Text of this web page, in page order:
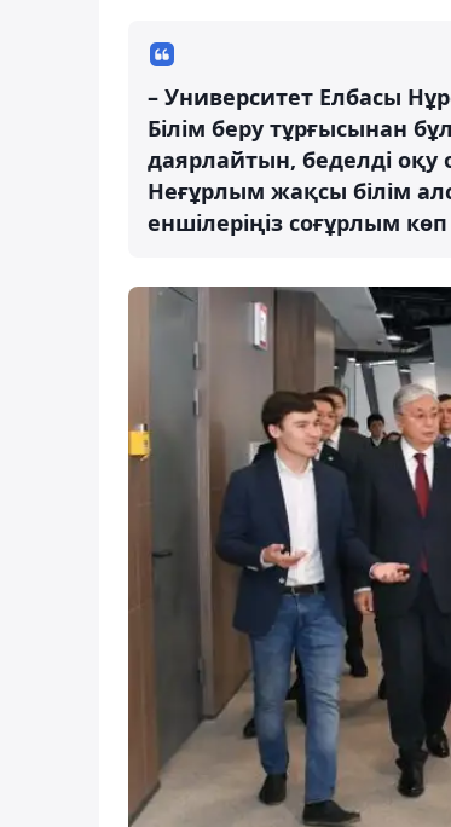
– Университет Елбасы
Білім беру тұрғысынан
даярлайтын, беделді
Неғұрлым жақсы білім
еншілеріңіз соғұрлым